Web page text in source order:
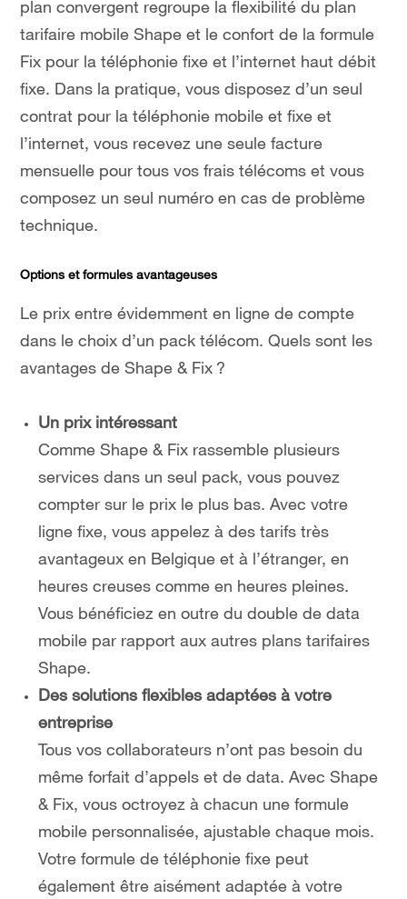
plan convergent regroupe la flexibilité du plan
tarifaire mobile Shape et le confort de la formule
Fix pour la téléphonie fixe et l’internet haut débit
fixe. Dans la pratique, vous disposez d’un seul
contrat pour la téléphonie mobile et fixe et
l’internet, vous recevez une seule facture
mensuelle pour tous vos frais télécoms et vous
composez un seul numéro en cas de problème
technique.
Options et formules avantageuses
Le prix entre évidemment en ligne de compte
dans le choix d’un pack télécom. Quels sont les
avantages de Shape & Fix ?
Un prix intéressant
Comme Shape & Fix rassemble plusieurs
services dans un seul pack, vous pouvez
compter sur le prix le plus bas. Avec votre
ligne fixe, vous appelez à des tarifs très
avantageux en Belgique et à l’étranger, en
heures creuses comme en heures pleines.
Vous bénéficiez en outre du double de data
mobile par rapport aux autres plans tarifaires
Shape.
Des solutions flexibles adaptées à votre
entreprise
Tous vos collaborateurs n’ont pas besoin du
même forfait d’appels et de data. Avec Shape
& Fix, vous octroyez à chacun une formule
mobile personnalisée, ajustable chaque mois.
Votre formule de téléphonie fixe peut
également être aisément adaptée à votre